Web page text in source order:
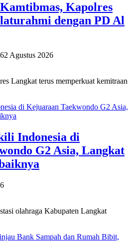
Kapolres
dengan PD Al
2 Agustus 2026
Langkat terus memperkuat kemitraan
Indonesia di
G2 Asia, Langkat
olahraga Kabupaten Langkat